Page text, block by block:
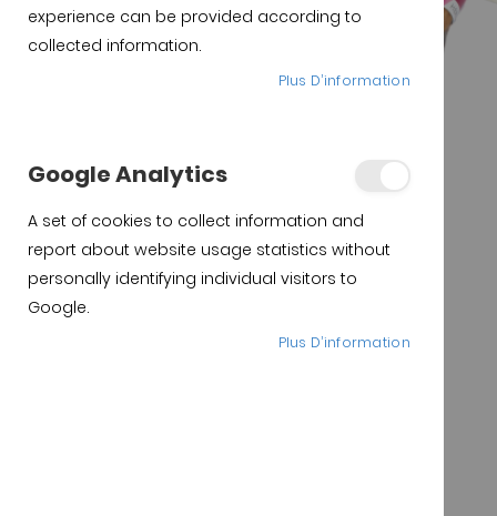
experience can be provided according to
collected information.
Plus D’information
Google Analytics
A set of cookies to collect information and
report about website usage statistics without
personally identifying individual visitors to
Google.
Plus D’information